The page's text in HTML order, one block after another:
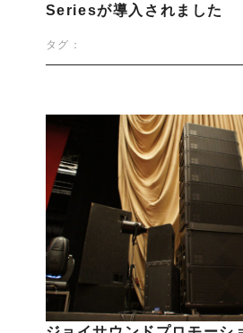
Seriesが導入されました
タグ：